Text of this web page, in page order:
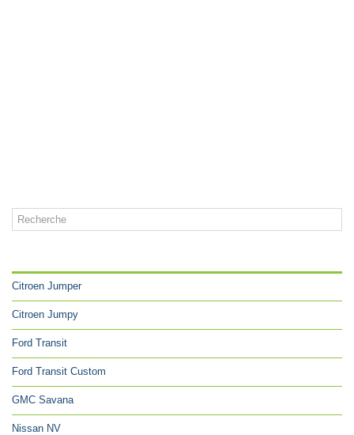
Citroen Jumper
Citroen Jumpy
Ford Transit
Ford Transit Custom
GMC Savana
Nissan NV